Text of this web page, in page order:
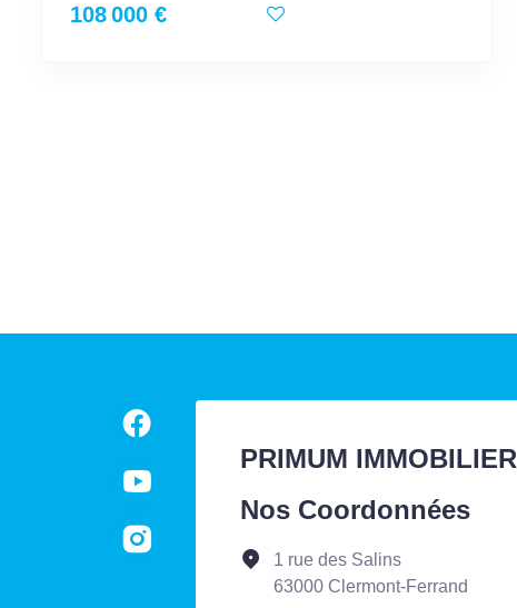
108 000 €
PRIMUM IMMOBILIER
Nos Coordonnées
1 rue des Salins
63000 Clermont-Ferrand